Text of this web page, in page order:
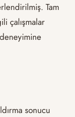
Tam
çalışmalar
sonucu